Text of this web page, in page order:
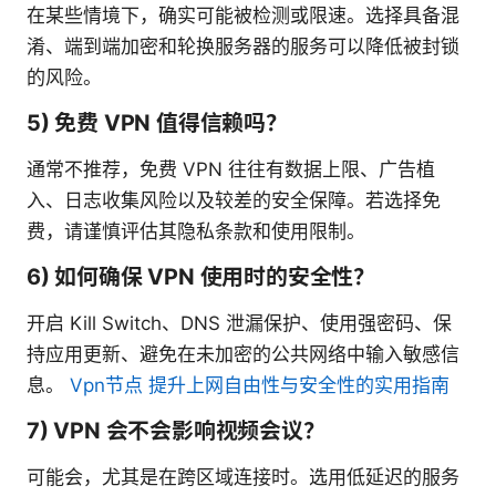
在某些情境下，确实可能被检测或限速。选择具备混
淆、端到端加密和轮换服务器的服务可以降低被封锁
的风险。
5) 免费 VPN 值得信赖吗？
通常不推荐，免费 VPN 往往有数据上限、广告植
入、日志收集风险以及较差的安全保障。若选择免
费，请谨慎评估其隐私条款和使用限制。
6) 如何确保 VPN 使用时的安全性？
开启 Kill Switch、DNS 泄漏保护、使用强密码、保
持应用更新、避免在未加密的公共网络中输入敏感信
息。 Vpn节点 提升上网自由性与安全性的实用指南
7) VPN 会不会影响视频会议？
可能会，尤其是在跨区域连接时。选用低延迟的服务